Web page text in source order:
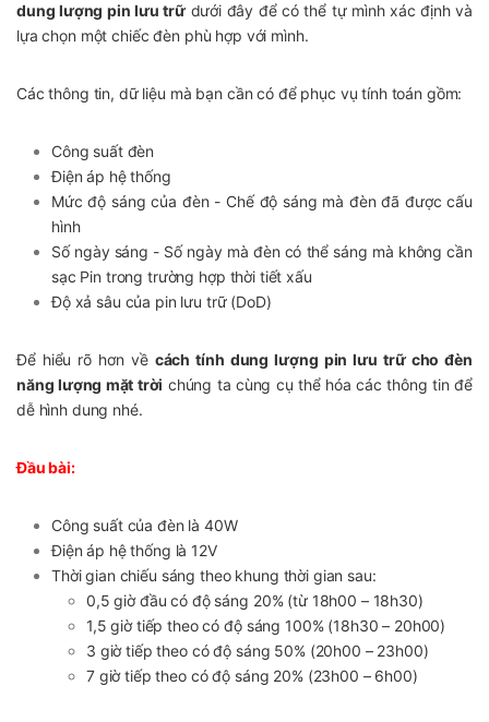
dung lượng pin lưu trữ dưới đây để có thể tự mình xác định và
lựa chọn một chiếc đèn phù hợp với mình.
Các thông tin, dữ liệu mà bạn cần có để phục vụ tính toán gồm:
Công suất đèn
Điện áp hệ thống
Mức độ sáng của đèn - Chế độ sáng mà đèn đã được cấu
hình
Số ngày sáng - Số ngày mà đèn có thể sáng mà không cần
sạc Pin trong trường hợp thời tiết xấu
Độ xả sâu của pin lưu trữ (DoD)
Để hiểu rõ hơn về cách tính dung lượng pin lưu trữ cho đèn
năng lượng mặt trời chúng ta cùng cụ thể hóa các thông tin để
dễ hình dung nhé.
Đầu bài:
Công suất của đèn là 40W
Điện áp hệ thống là 12V
Thời gian chiếu sáng theo khung thời gian sau:
0,5 giờ đầu có độ sáng 20% (từ 18h00 – 18h30)
1,5 giờ tiếp theo có độ sáng 100% (18h30 – 20h00)
3 giờ tiếp theo có độ sáng 50% (20h00 – 23h00)
7 giờ tiếp theo có độ sáng 20% (23h00 – 6h00)